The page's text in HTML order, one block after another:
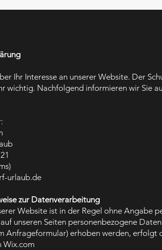
Ihr Interesse an unserer Website. Der
wichtig. Nachfolgend informieren wir Sie
urlaub.de
zur Datenverarbeitung
Website ist in der Regel ohne Angabe
unseren Seiten personenbezogene
Anfrageformular) erhoben werden, erfolgt
Wix.com